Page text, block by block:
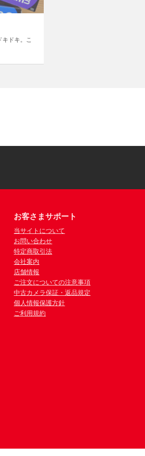
ドキ。こ
お客さまサポート
当サイトについて
お問い合わせ
特定商取引法
会社案内
店舗情報
ご注文についての注意事項
中古カメラ保証・返品規定
個人情報保護方針
ご利用規約